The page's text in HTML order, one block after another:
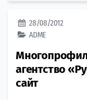
28/08/2012
ADME
агентство
сайт